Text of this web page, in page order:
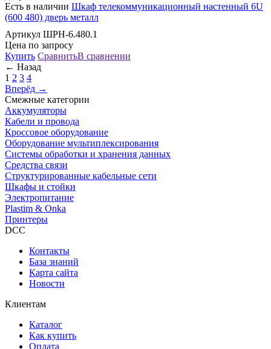
Есть в наличии Шкаф телекоммуникационный настенный 6U
(600 480) дверь металл
Артикул ШРН-6.480.1
Цена по запросу
Купить СравнитьВ сравнении
← Назад
1 2 3 4
Вперёд →
Смежные категории
Аккумуляторы
Кабели и провода
Кроссовое оборудование
Оборудование мультиплексирования
Системы обработки и хранения данных
Средства связи
Структурированные кабельные сети
Шкафы и стойки
Электропитание
Plastim & Onka
Принтеры
DCC
Контакты
База знаний
Карта сайта
Новости
Клиентам
Каталог
Как купить
Оплата